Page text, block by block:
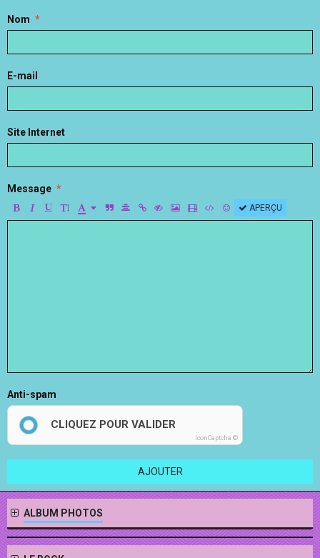
Nom
E-mail
Site Internet
Message
APERÇU
Anti-spam
CLIQUEZ POUR VALIDER
IconCaptcha ©
AJOUTER
ALBUM PHOTOS